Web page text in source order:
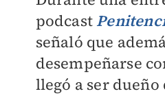
podcast
señaló que
desempeñarse
llegó a ser dueño